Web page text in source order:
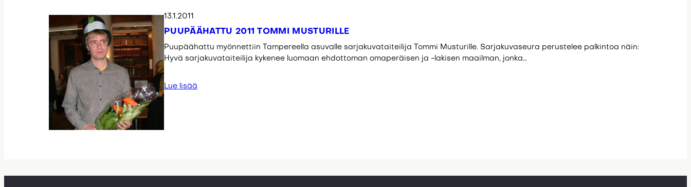
13.1.2011
PUUPÄÄHATTU 2011 TOMMI MUSTURILLE
Puupäähattu myönnettiin Tampereella asuvalle sarjakuvataiteilija Tommi Musturille. Sarjakuvaseura perustelee palkintoa näin:
Hyvä sarjakuvataiteilija kykenee luomaan ehdottoman omaperäisen ja -lakisen maailman, jonka…
Lue lisää